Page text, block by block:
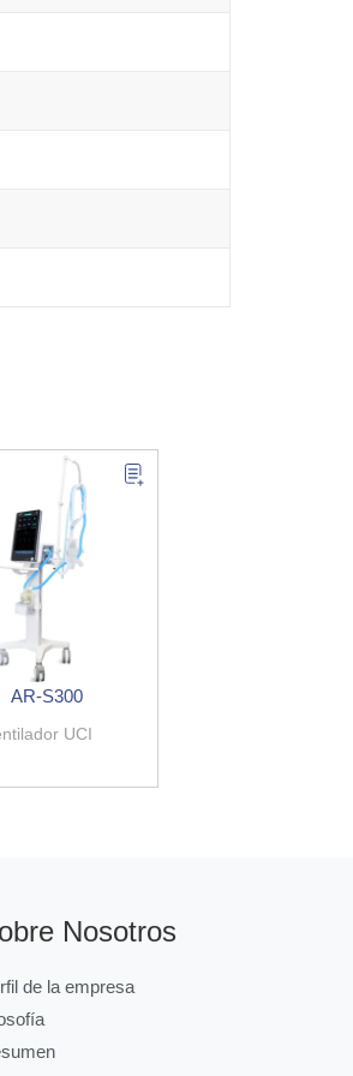
AR-S300
UCI
Nosotros
de la empresa